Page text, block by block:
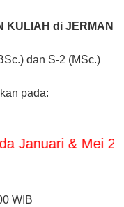
KULIAH di JERMAN
dan S-2 (MSc.)
pada:
& Mei 2026
WIB